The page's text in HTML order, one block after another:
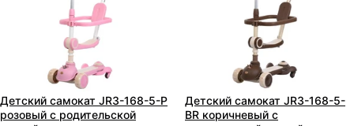
Детский самокат JR3-168-5-P
розовый с родительской
Детский самокат JR3-168-5-
BR коричневый с